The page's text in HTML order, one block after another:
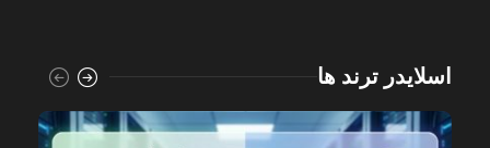
اسلایدر ترند ها